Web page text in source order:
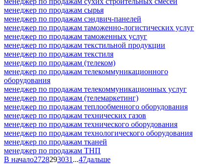
менеджер по продажам сырья
менеджер по продажам сэндвич-панелей
менеджер по продажам таможенно-логистических услуг
менеджер по продажам таможенных услуг
менеджер по продажам текстильной продукции
менеджер по продажам текстиля
менеджер по продажам (телеком)
менеджер по продажам телекоммуникационного
оборудования
менеджер по продажам телекоммуникационных услуг
менеджер по продажам (телемаркетинг)
менеджер по продажам теплообменного оборудования
менеджер по продажам технических газов
менеджер по продажам технического оборудования
менеджер по продажам технологического оборудования
менеджер по продажам тканей
менеджер по продажам ТНП
В начало2728293031 ...47дальше